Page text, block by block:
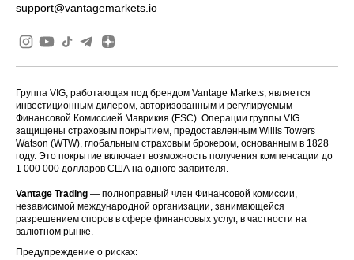
support@vantagemarkets.io
Группа VIG, работающая под брендом Vantage Markets, является
инвестиционным дилером, авторизованным и регулируемым
Финансовой Комиссией Маврикия (FSC). Операции группы VIG
защищены страховым покрытием, предоставленным Willis Towers
Watson (WTW), глобальным страховым брокером, основанным в 1828
году. Это покрытие включает возможность получения компенсации до
1 000 000 долларов США на одного заявителя.
Vantage Trading — полноправный член Финансовой комиссии,
независимой международной организации, занимающейся
разрешением споров в сфере финансовых услуг, в частности на
валютном рынке.
Предупреждение о рисках: